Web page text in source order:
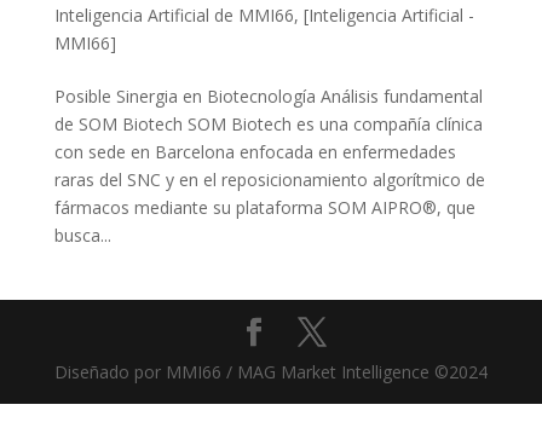
Inteligencia Artificial de MMI66, [Inteligencia Artificial -
MMI66]
Posible Sinergia en Biotecnología Análisis fundamental
de SOM Biotech SOM Biotech es una compañía clínica
con sede en Barcelona enfocada en enfermedades
raras del SNC y en el reposicionamiento algorítmico de
fármacos mediante su plataforma SOM AIPRO®, que
busca...
Diseñado por MMI66 / MAG Market Intelligence ©2024